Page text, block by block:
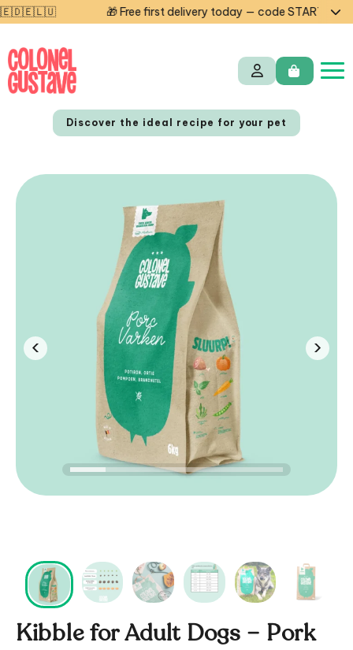
🎁 Free first delivery today — code STARTCG2 or on
FR
Discover the ideal recipe for your pet
‹ ›
Kibble for Adult Dogs – Pork